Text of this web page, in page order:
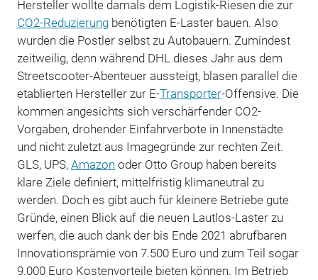
Hersteller wollte damals dem Logistik-Riesen die zur
CO2-Reduzierungbenötigten E-Laster bauen. Also
wurden die Postler selbst zu Autobauern. Zumindest
zeitweilig, denn während DHL dieses Jahr aus dem
Streetscooter-Abenteuer aussteigt, blasen parallel die
etablierten Hersteller zur E-Transporter-Offensive. Die
kommen angesichts sich verschärfender CO2-
Vorgaben, drohender Einfahrverbote in Innenstädte
und nicht zuletzt aus Imagegründe zur rechten Zeit.
GLS, UPS, Amazon oder Otto Group haben bereits
klare Ziele definiert, mittelfristig klimaneutral zu
werden. Doch es gibt auch für kleinere Betriebe gute
Gründe, einen Blick auf die neuen Lautlos-Laster zu
werfen, die auch dank der bis Ende 2021 abrufbaren
Innovationsprämie von 7.500 Euro und zum Teil sogar
9.000 Euro Kostenvorteile bieten können. Im Betrieb